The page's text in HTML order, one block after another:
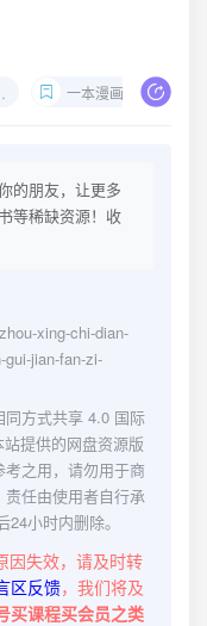
一本漫画闯天涯
的朋友，让更多
等稀缺资源！收
xing-chi-dian-
gui-jian-fan-zi-
方式共享 4.0 国际
提供的网盘资源版
之用，请勿用于商
任由使用者自行承
小时内删除。
因失效，请及时转
区反馈，我们将及
买课程买会员之类